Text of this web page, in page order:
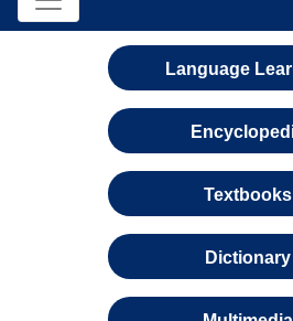
Language
Textbooks
Dictionary